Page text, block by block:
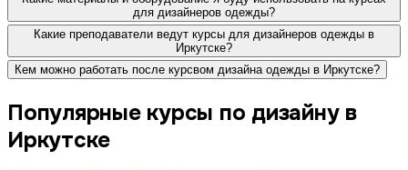
для дизайнеров одежды?
Какие преподаватели ведут курсы для дизайнеров одежды в
Иркутске?
Кем можно работать после курсвом дизайна одежды в Иркутске?
Популярные курсы по дизайну в
Иркутске